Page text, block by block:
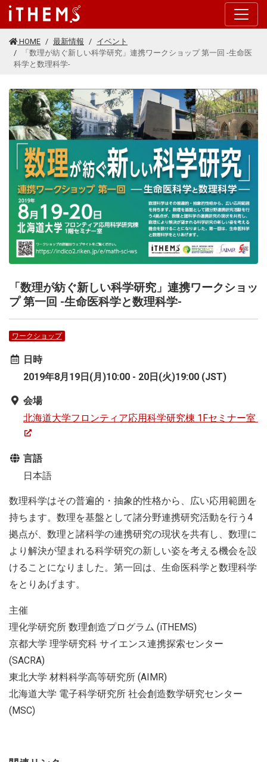
このページの本文に移動する
HOME 最新情報
イベント
「数理が紡ぐ新しい科学研究」連携ワークショップ 第一回 -生命医
科学と数理科学-
「数理が紡ぐ新しい科学研究」連携ワークショッ
プ 第一回 -生命医科学と数理科学-
ワークショップ
日時
2019年8月19日(月)10:00 - 20日(火)19:00 (JST)
会場
北海道大学フロンティア応用科学研究棟 1Fセミナー室
言語
日本語
数理科学はその普遍的・抽象的性格から、広い応用範囲を
持ちます。数理を基盤として諸分野連携研究活動を行う4
拠点が、数理と諸科学の連携研究の現状を共有し、数理に
より解決が望まれる科学研究の新しい姿を考える機会を設
けることになりました。第一回は、生命医科学と数理科学
をとりあげます。
主催
理化学研究所 数理創造プログラム (iTHEMS)
京都大学 理学研究科 サイエンス連携探索センター
(SACRA)
東北大学 材料科学高等研究所 (AIMR)
北海道大学 電子科学研究所 社会創造数学研究センター
(MSC)